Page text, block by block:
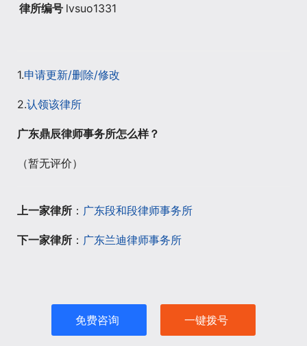
律所编号 lvsuo1331
1.申请更新/删除/修改
2.认领该律所
广东鼎辰律师事务所怎么样？
（暂无评价）
上一家律所 ： 广东段和段律师事务所
下一家律所 ： 广东兰迪律师事务所
免费咨询 一键拨号